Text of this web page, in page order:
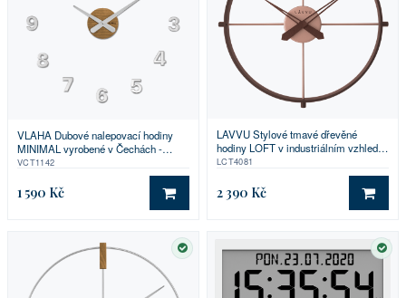
VLAHA Dubové nalepovací hodiny
MINIMAL vyrobené v Čechách -
stříbrné ⌀59cm
VCT1142
1 590 Kč DO KOŠÍKU
LAVVU Stylové tmavé dřevěné
hodiny LOFT v industriálním vzhledu
⌀44cm
LCT4081
2 390 Kč DO
SKLADEM